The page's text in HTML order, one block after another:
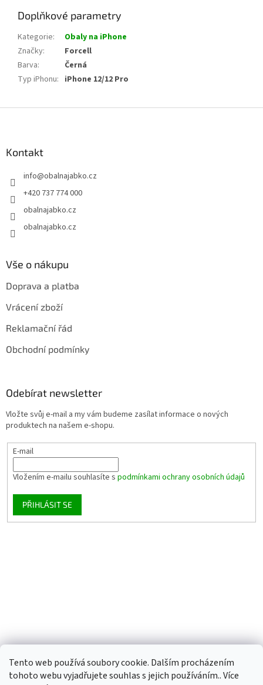
Tento web používá soubory cookie. Dalším procházením
tohoto webu vyjadřujete souhlas s jejich používáním.. Více
Doplňkové parametry
Kategorie:
Obaly na iPhone
Značky:
Forcell
Barva:
Černá
Typ iPhonu: iPhone 12/12 Pro
Kontakt
info@obalnajabko.cz
+420 737 774 000
obalnajabko.cz
obalnajabko.cz
Vše o nákupu
Doprava a platba
Vrácení zboží
Reklamační řád
Obchodní podmínky
Odebírat newsletter
Vložte svůj e-mail a my vám budeme zasílat informace o nových
produktech na našem e-shopu.
E-mail
Vložením e-mailu souhlasíte s podmínkami ochrany osobních údajů
PŘIHLÁSIT SE